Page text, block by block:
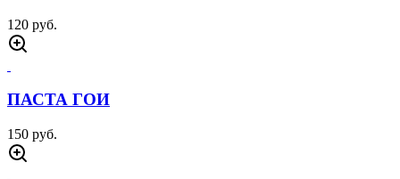
120 руб.
ПАСТА ГОИ
150 руб.